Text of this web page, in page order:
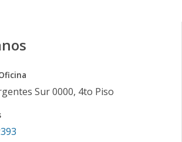
Sur 0000, 4to Piso